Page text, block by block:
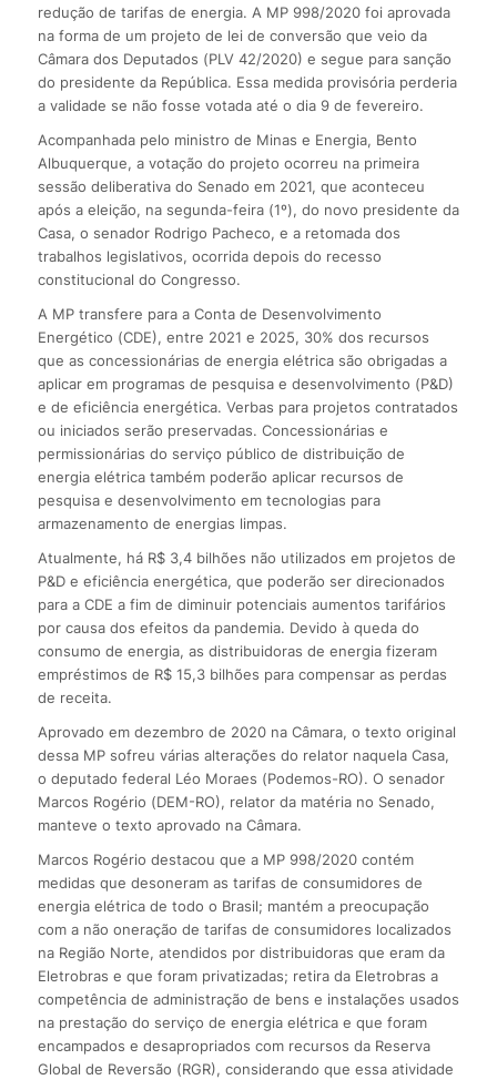
redução de tarifas de energia. A MP 998/2020 foi aprovada
na forma de um projeto de lei de conversão que veio da
Câmara dos Deputados (PLV 42/2020) e segue para sanção
do presidente da República. Essa medida provisória perderia
a validade se não fosse votada até o dia 9 de fevereiro.
Acompanhada pelo ministro de Minas e Energia, Bento
Albuquerque, a votação do projeto ocorreu na primeira
sessão deliberativa do Senado em 2021, que aconteceu
após a eleição, na segunda-feira (1º), do novo presidente da
Casa, o senador Rodrigo Pacheco, e a retomada dos
trabalhos legislativos, ocorrida depois do recesso
constitucional do Congresso.
A MP transfere para a Conta de Desenvolvimento
Energético (CDE), entre 2021 e 2025, 30% dos recursos
que as concessionárias de energia elétrica são obrigadas a
aplicar em programas de pesquisa e desenvolvimento (P&D)
e de eficiência energética. Verbas para projetos contratados
ou iniciados serão preservadas. Concessionárias e
permissionárias do serviço público de distribuição de
energia elétrica também poderão aplicar recursos de
pesquisa e desenvolvimento em tecnologias para
armazenamento de energias limpas.
Atualmente, há R$ 3,4 bilhões não utilizados em projetos de
P&D e eficiência energética, que poderão ser direcionados
para a CDE a fim de diminuir potenciais aumentos tarifários
por causa dos efeitos da pandemia. Devido à queda do
consumo de energia, as distribuidoras de energia fizeram
empréstimos de R$ 15,3 bilhões para compensar as perdas
de receita.
Aprovado em dezembro de 2020 na Câmara, o texto original
dessa MP sofreu várias alterações do relator naquela Casa,
o deputado federal Léo Moraes (Podemos-RO). O senador
Marcos Rogério (DEM-RO), relator da matéria no Senado,
manteve o texto aprovado na Câmara.
Marcos Rogério destacou que a MP 998/2020 contém
medidas que desoneram as tarifas de consumidores de
energia elétrica de todo o Brasil; mantém a preocupação
com a não oneração de tarifas de consumidores localizados
na Região Norte, atendidos por distribuidoras que eram da
Eletrobras e que foram privatizadas; retira da Eletrobras a
competência de administração de bens e instalações usados
na prestação do serviço de energia elétrica e que foram
encampados e desapropriados com recursos da Reserva
Global de Reversão (RGR), considerando que essa atividade